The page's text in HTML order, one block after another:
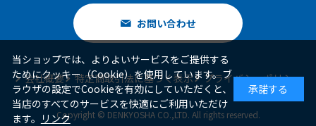
お問い合わせ
会社概要 特定商取引法に基づく表示 プライバシーポリシー
Copyright © DENKYOSHA CO.,LTD. All rights reserved.
当ショップでは、よりよいサービスをご提供する
ためにクッキー（Cookie）を使用しています。ブ
ラウザの設定でCookieを有効にしていただくと、
当店のすべてのサービスを快適にご利用いただけ
ます。 リンク
承諾する